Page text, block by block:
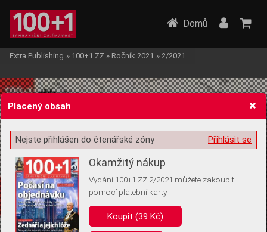
Žádost o souhlas s ukládáním volitelných informací
Pro základní fungování webu nepotřebujeme ukládat žádné informace
(tzv. cookies apod.). Rádi bychom vás ale požádali o souhlas s
Domů
Extra Publishing » 100+1 ZZ » Ročník 2021 » 2/2021
Placený obsah
Přihlásit se
Nejste přihlášen do čtenářské zóny
Okamžitý nákup
Vydání 100+1 ZZ 2/2021 můžete zakoupit
pomocí platební karty
Koupit (39 Kč)